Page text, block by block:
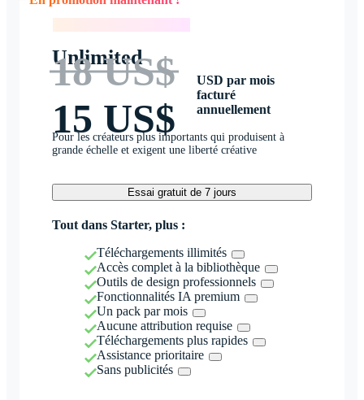
Unlimited
18 US$
15 US$
USD par mois
facturé
annuellement
Pour les créateurs plus importants qui produisent à
grande échelle et exigent une liberté créative
Essai gratuit de 7 jours
Tout dans Starter, plus :
Téléchargements illimités
Accès complet à la bibliothèque
Outils de design professionnels
Fonctionnalités IA premium
Un pack par mois
Aucune attribution requise
Téléchargements plus rapides
Assistance prioritaire
Sans publicités